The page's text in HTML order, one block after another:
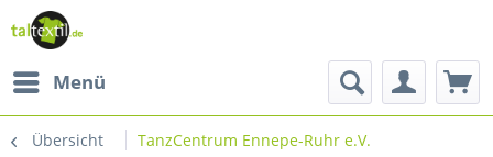
Menü
Übersicht TanzCentrum Ennepe-Ruhr e.V.